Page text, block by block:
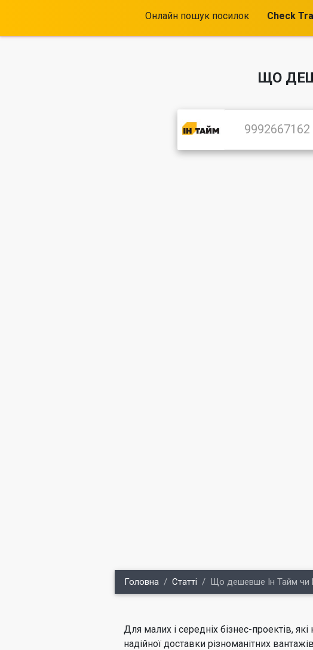
Онлайн пошук посилок Check
ЩО
Головна Cтатті Що дешевше Ін Тайм
Для малих і середніх бізнес-проектів,
надійної доставки різноманітних